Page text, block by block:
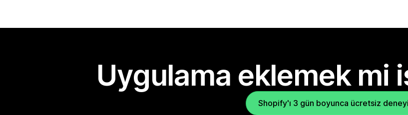
Uygulama eklemek mi
Shopify'ı 3 gün boyunca ücretsiz